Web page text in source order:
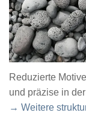
Reduzierte
und präzise in
→ Weitere